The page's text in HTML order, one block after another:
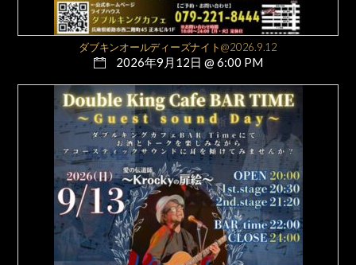
ダブキンオールディーズナイト@2026.9.12
2026年9月12日 @ 6:00 PM